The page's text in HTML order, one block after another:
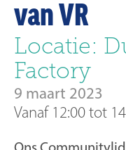
van VR
Locatie:
Factory
9 maart 2023
Vanaf 12:00 tot